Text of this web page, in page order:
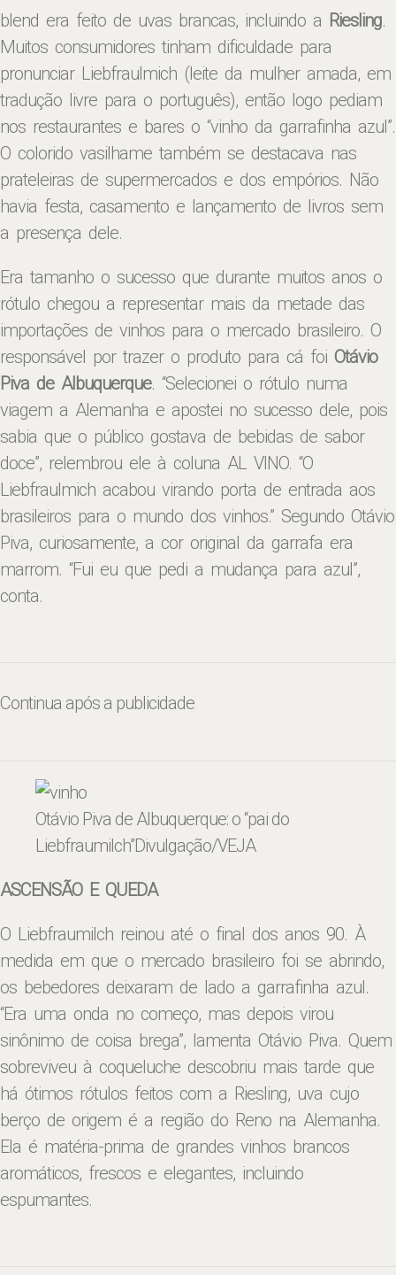
blend era feito de uvas brancas, incluindo a Riesling.
Muitos consumidores tinham dificuldade para
pronunciar Liebfraulmich (leite da mulher amada, em
tradução livre para o português), então logo pediam
nos restaurantes e bares o “vinho da garrafinha azul”.
O colorido vasilhame também se destacava nas
prateleiras de supermercados e dos empórios. Não
havia festa, casamento e lançamento de livros sem
a presença dele.
Era tamanho o sucesso que durante muitos anos o
rótulo chegou a representar mais da metade das
importações de vinhos para o mercado brasileiro. O
responsável por trazer o produto para cá foi Otávio
Piva de Albuquerque. “Selecionei o rótulo numa
viagem a Alemanha e apostei no sucesso dele, pois
sabia que o público gostava de bebidas de sabor
doce”, relembrou ele à coluna AL VINO. “O
Liebfraulmich acabou virando porta de entrada aos
brasileiros para o mundo dos vinhos.” Segundo Otávio
Piva, curiosamente, a cor original da garrafa era
marrom. “Fui eu que pedi a mudança para azul”,
conta.
Continua após a publicidade
Otávio Piva de Albuquerque: o “pai do
Liebfraumilch”Divulgação/VEJA
ASCENSÃO E QUEDA
O Liebfraumilch reinou até o final dos anos 90. À
medida em que o mercado brasileiro foi se abrindo,
os bebedores deixaram de lado a garrafinha azul.
“Era uma onda no começo, mas depois virou
sinônimo de coisa brega”, lamenta Otávio Piva. Quem
sobreviveu à coqueluche descobriu mais tarde que
há ótimos rótulos feitos com a Riesling, uva cujo
berço de origem é a região do Reno na Alemanha.
Ela é matéria-prima de grandes vinhos brancos
aromáticos, frescos e elegantes, incluindo
espumantes.